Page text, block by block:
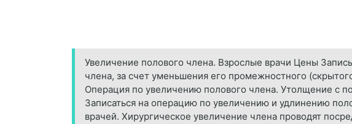
Увеличение полового члена. Взрослые врачи Цены
члена, за счет уменьшения его промежностного
Операция по увеличению полового члена. Утолщение с
Записаться на операцию по увеличению и удлинению
врачей. Хирургическое увеличение члена проводят